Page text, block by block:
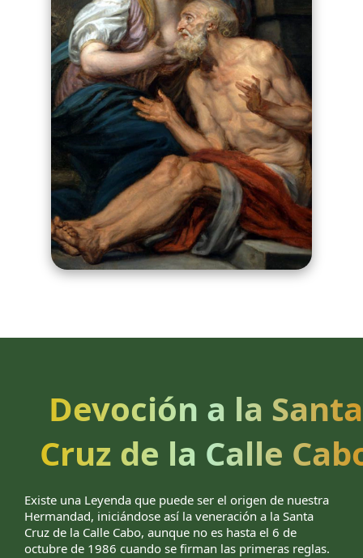
Devoción a la Santa
Cruz de la Calle
Existe una Leyenda que puede ser el origen de nuestra
Hermandad, iniciándose así la veneración a la Santa
Cruz de la Calle Cabo, aunque no es hasta el 6 de
octubre de 1986 cuando se firman las primeras reglas.